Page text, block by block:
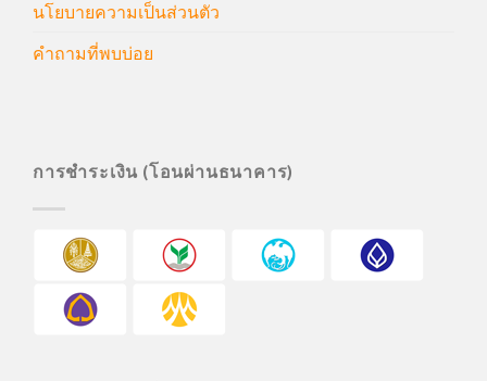
นโยบายความเป็นส่วนตัว
คำถามที่พบบ่อย
การชำระเงิน (โอนผ่านธนาคาร)